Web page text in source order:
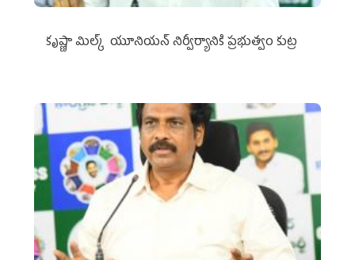
కృష్ణా మిల్క్‌ యూనియన్‌ నిర్వీర్యానికి ప్రభుత్వం కుట్ర